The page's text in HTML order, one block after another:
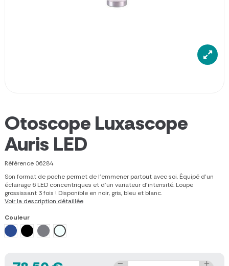
Otoscope Luxascope
Auris LED
Référence 06284
Son format de poche permet de l'emmener partout avec soi. Équipé d'un
éclairage 6 LED concentriques et d'un variateur d'intensité. Loupe
grossissant 3 fois ! Disponible en noir, gris, bleu et blanc.
Voir la description détaillée
Couleur
Bleu
Noir Gris Blanc